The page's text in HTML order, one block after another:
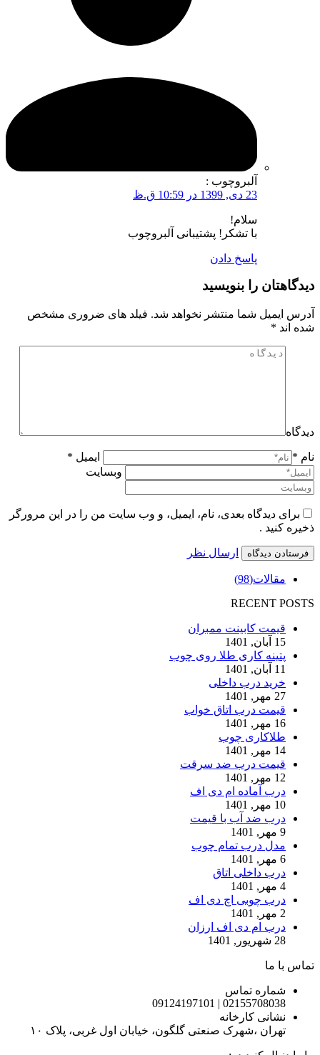
آلبروچوب :
23 دی, 1399 در 10:59 ق.ظ
سلام!
با تشکر! پشتیبانی آلبروچوب
پاسخ دادن
دیدگاهتان را بنویسید
آدرس ایمیل شما منتشر نخواهد شد. فیلد های ضروری مشخص
شده اند *
دیدگاه
نام *
ایمیل *
وبسایت
برای دیدگاه بعدی، نام، ایمیل، و وب سایت من را در این مرورگر
ذخیره کنید .
ارسال نظر
مقالات(98)
RECENT POSTS
قیمت کابینت ممبران
15 آبان, 1401
پتینه کاری طلا روی چوب
11 آبان, 1401
خرید درب داخلی
27 مهر, 1401
قیمت درب اتاق خواب
16 مهر, 1401
طلاکاری چوب
14 مهر, 1401
قیمت درب ضد سرقت
12 مهر, 1401
درب آماده ام دی اف
10 مهر, 1401
درب ضد آب با قیمت
9 مهر, 1401
مدل درب تمام چوب
6 مهر, 1401
درب داخلی اتاق
4 مهر, 1401
درب چوبی اچ دی اف
2 مهر, 1401
درب ام دی اف ارزان
28 شهریور, 1401
تماس با ما
شماره تماس
02155708038 | 09124197101
نشانی کارخانه
تهران ،شهرک صنعتی گلگون، خیابان اول غربی، پلاک ۱۰